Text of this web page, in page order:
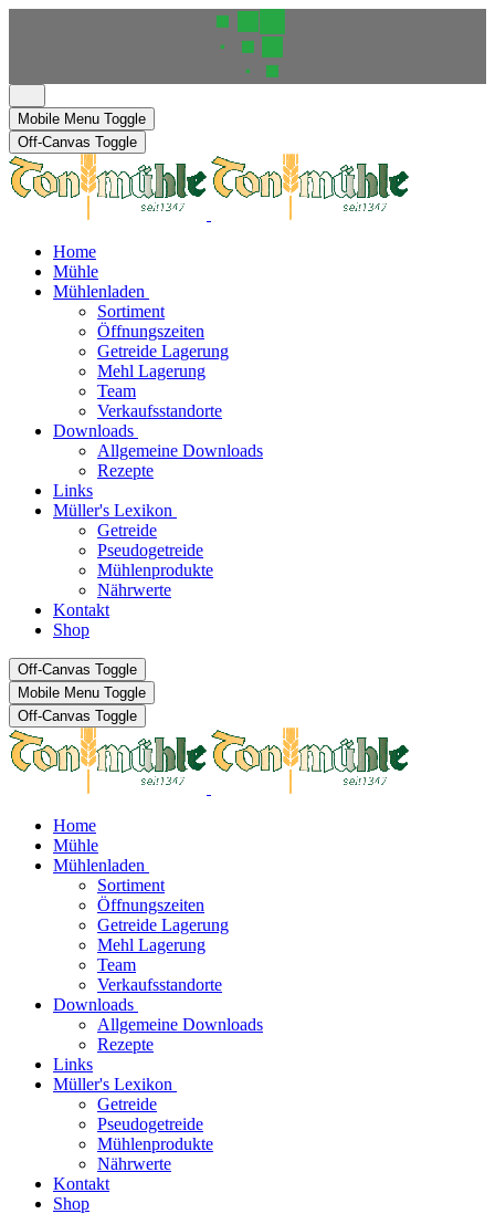
Mobile Menu Toggle
Off-Canvas Toggle
Home
Mühle
Mühlenladen
Sortiment
Öffnungszeiten
Getreide Lagerung
Mehl Lagerung
Team
Verkaufsstandorte
Downloads
Allgemeine Downloads
Rezepte
Links
Müller's Lexikon
Getreide
Pseudogetreide
Mühlenprodukte
Nährwerte
Kontakt
Shop
Off-Canvas Toggle
Mobile Menu Toggle
Off-Canvas Toggle
Home
Mühle
Mühlenladen
Sortiment
Öffnungszeiten
Getreide Lagerung
Mehl Lagerung
Team
Verkaufsstandorte
Downloads
Allgemeine Downloads
Rezepte
Links
Müller's Lexikon
Getreide
Pseudogetreide
Mühlenprodukte
Nährwerte
Kontakt
Shop